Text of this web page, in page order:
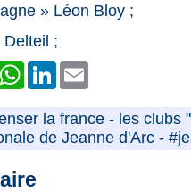
» Léon Bloy ;
Delteil ;
WhatsAppLinkedIn
la france - les clubs
de Jeanne d'Arc -